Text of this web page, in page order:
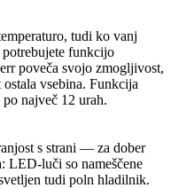
tudi ko vanj
potrebujete funkcijo
poveča svojo zmogljivost,
vsebina. Funkcija
največ 12 urah.
s strani — za dober
LED-luči so nameščene
tudi poln hladilnik.